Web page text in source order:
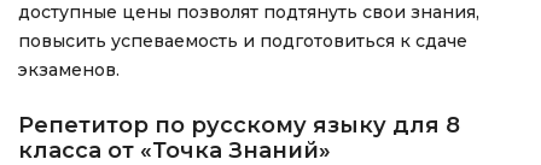
доступные цены позволят подтянуть свои знания,
повысить успеваемость и подготовиться к сдаче
экзаменов.
Репетитор по русскому языку для 8
класса от «Точка Знаний»